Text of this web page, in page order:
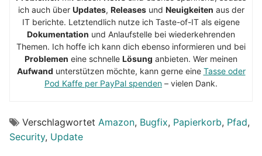
ich auch über Updates, Releasesund Neuigkeiten aus der
IT berichte. Letztendlich nutze ich Taste-of-IT als eigene
Dokumentation und Anlaufstelle bei wiederkehrenden
Themen. Ich hoffe ich kann dich ebenso informieren und bei
Problemen eine schnelle Lösung anbieten. Wer meinen
Aufwand unterstützen möchte, kann gerne eine Tasse oder
Pod Kaffe per PayPal spenden – vielen Dank.
Verschlagwortet Amazon, Bugfix, Papierkorb, Pfad,
Security, Update